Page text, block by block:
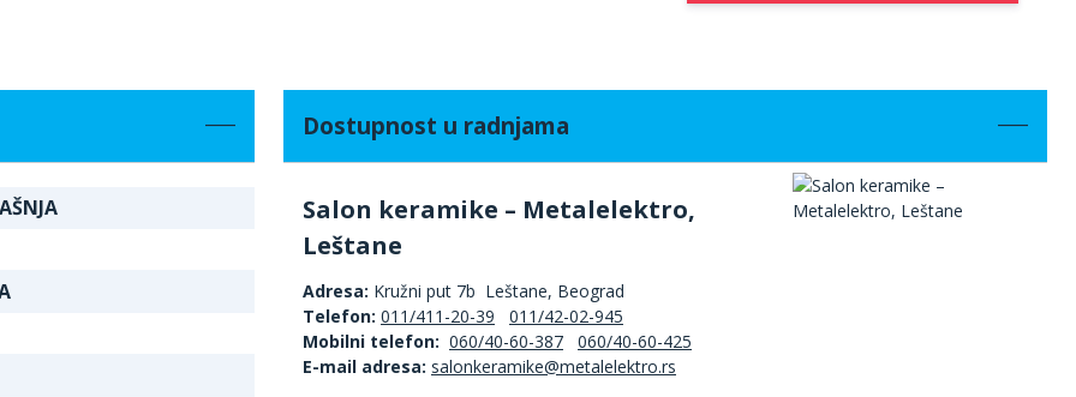
Dostupnost u radnjama
Salon keramike – Metalelektro,
Leštane
Adresa: Kružni put 7b Leštane, Beograd
Telefon: 011/411-20-39
011/42-02-945
Mobilni telefon: 060/40-60-387
060/40-60-425
E-mail adresa: